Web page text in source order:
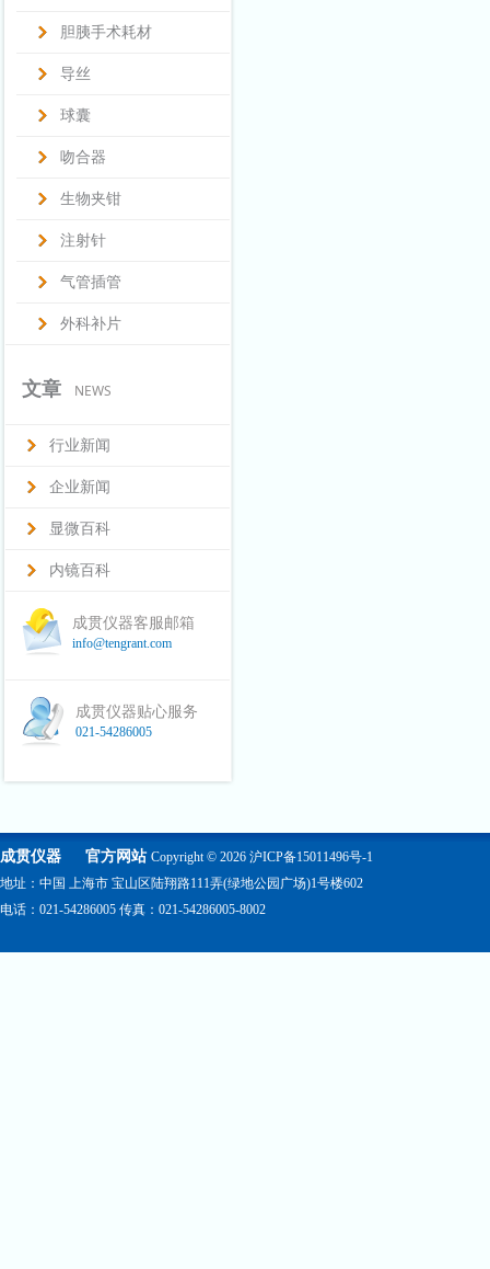
胆胰手术耗材
导丝
球囊
吻合器
生物夹钳
注射针
气管插管
外科补片
文章 NEWS
行业新闻
企业新闻
显微百科
内镜百科
成贯仪器客服邮箱
info@tengrant.com
成贯仪器贴心服务
021-54286005
成贯仪器 官方网站 Copyright © 2026 沪ICP备15011496号-1
地址：中国 上海市 宝山区陆翔路111弄(绿地公园广场)1号楼602
电话：021-54286005 传真：021-54286005-8002